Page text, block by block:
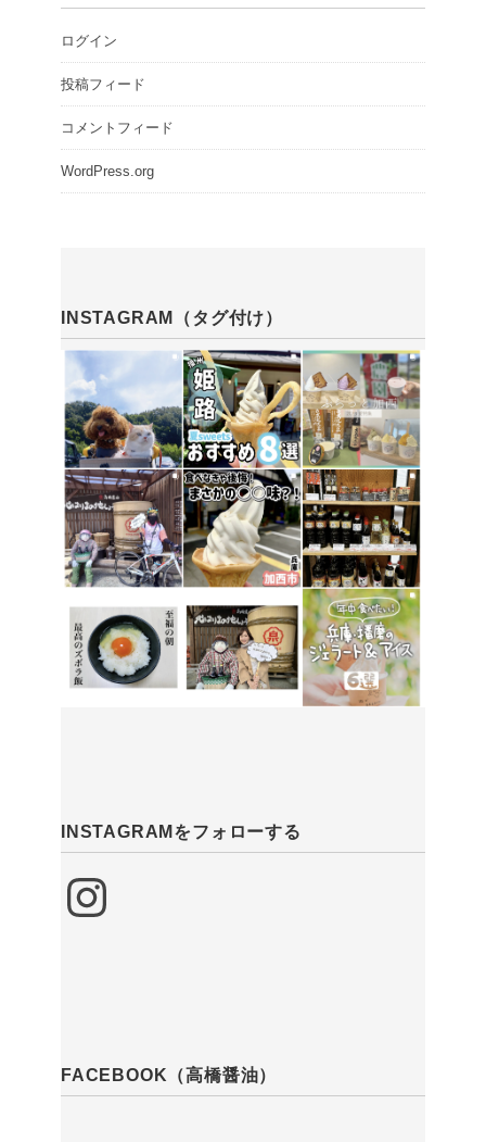
ログイン
投稿フィード
コメントフィード
WordPress.org
INSTAGRAM（タグ付け）
INSTAGRAMをフォローする
Instagram
FACEBOOK（高橋醤油）